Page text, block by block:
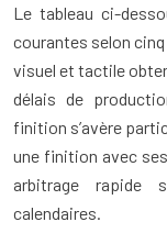
Le tableau ci-
courantes selon
visuel et tactile
délais de
finition s’avère
une finition avec
arbitrage rapide
calendaires.